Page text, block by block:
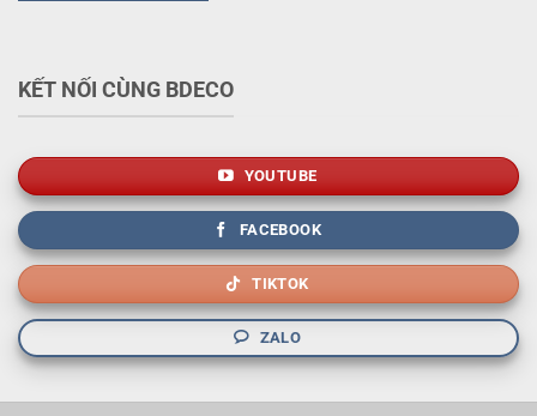
KẾT NỐI CÙNG BDECO
YOUTUBE
FACEBOOK
TIKTOK
ZALO